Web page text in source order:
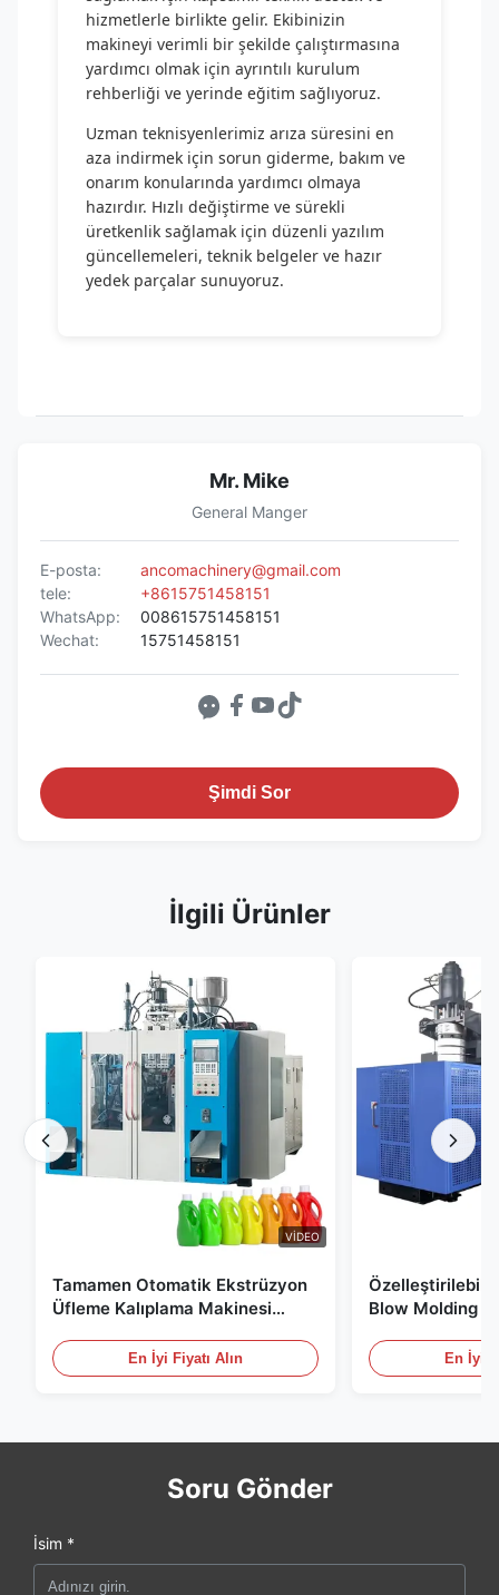
hizmetlerle birlikte gelir. Ekibinizin
makineyi verimli bir şekilde çalıştırmasına
yardımcı olmak için ayrıntılı kurulum
rehberliği ve yerinde eğitim sağlıyoruz.
Uzman teknisyenlerimiz arıza süresini en
aza indirmek için sorun giderme, bakım ve
onarım konularında yardımcı olmaya
hazırdır. Hızlı değiştirme ve sürekli
üretkenlik sağlamak için düzenli yazılım
güncellemeleri, teknik belgeler ve hazır
yedek parçalar sunuyoruz.
Mr. Mike
General Manger
E-posta:
ancomachinery@gmail.com
tele:
+8615751458151
WhatsApp:
008615751458151
Wechat:
15751458151
Şimdi Sor
İlgili Ürünler
VIDEO
Tamamen Otomatik Ekstrüzyon
Üfleme Kalıplama Makinesi
Makinesi
En İyi Fiyatı Alın
Blow Molding
Molding
En İyi
Soru Gönder
İsim *